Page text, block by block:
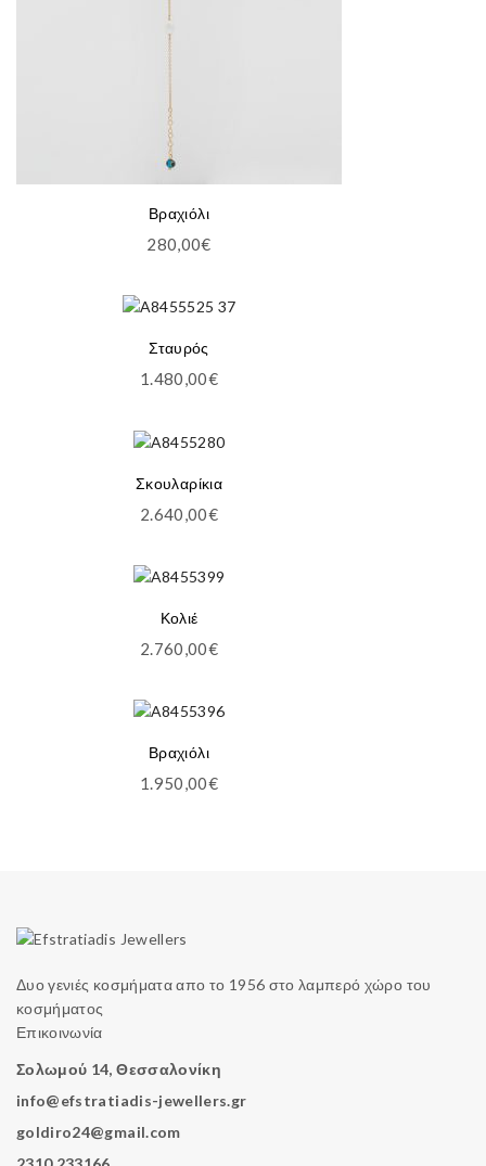
Βραχιόλι
280,00€
Σταυρός
1.480,00€
Σκουλαρίκια
2.640,00€
Κολιέ
2.760,00€
Βραχιόλι
1.950,00€
Δυο γενιές κοσμήματα απο το 1956 στο λαμπερό χώρο του
κοσμήματος
Επικοινωνία
Σολωμού 14, Θεσσαλονίκη
info@efstratiadis-jewellers.gr
goldiro24@gmail.com